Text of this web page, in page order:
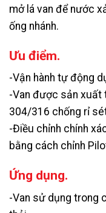
mở lá van để nước
ống nhánh.
Ưu điểm.
-Vận hành tự động
-Van được sản xuất
304/316 chống rỉ
-Điều chỉnh chính
bằng cách chỉnh
Ứng dụng.
-Van sử dụng trong